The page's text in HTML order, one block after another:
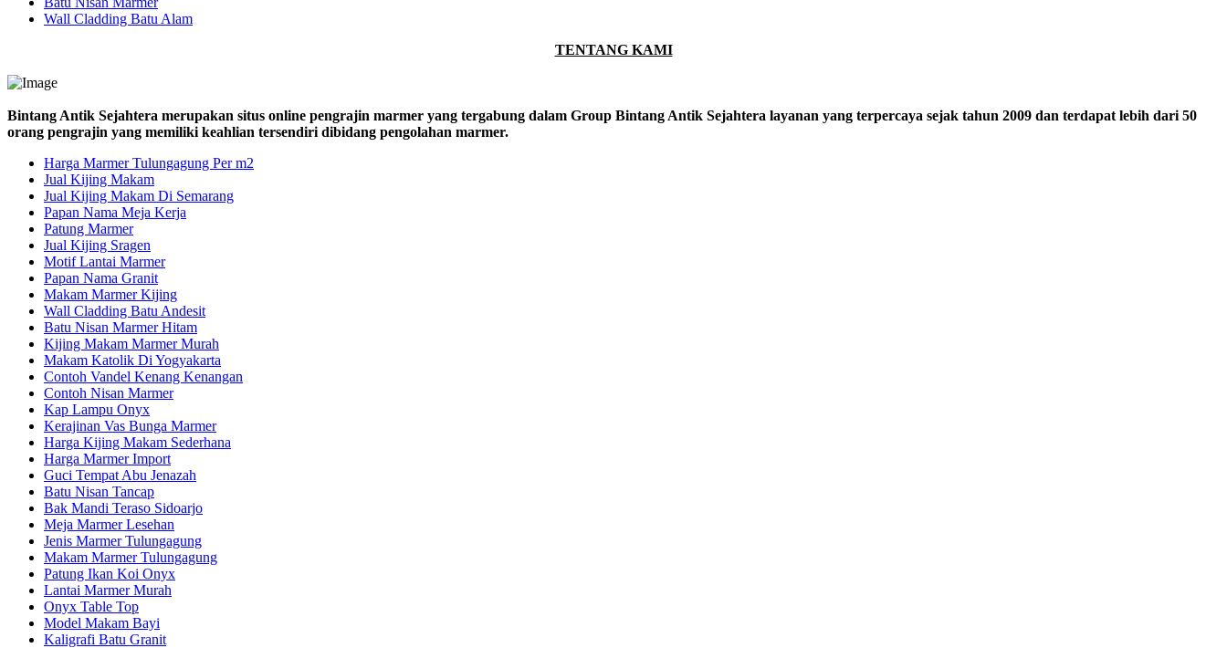
Wall Cladding Batu Alam
TENTANG KAMI
Bintang Antik Sejahtera merupakan situs online pengrajin marmer yang tergabung dalam Group Bintang Antik Sejahtera layanan yang terpercaya sejak tahun 2009 dan terdapat lebih dari 50
orang pengrajin yang memiliki keahlian tersendiri dibidang pengolahan marmer.
Harga Marmer Tulungagung Per m2
Jual Kijing Makam
Jual Kijing Makam Di Semarang
Papan Nama Meja Kerja
Patung Marmer
Jual Kijing Sragen
Motif Lantai Marmer
Papan Nama Granit
Makam Marmer Kijing
Wall Cladding Batu Andesit
Batu Nisan Marmer Hitam
Kijing Makam Marmer Murah
Makam Katolik Di Yogyakarta
Contoh Vandel Kenang Kenangan
Contoh Nisan Marmer
Kap Lampu Onyx
Kerajinan Vas Bunga Marmer
Harga Kijing Makam Sederhana
Harga Marmer Import
Guci Tempat Abu Jenazah
Batu Nisan Tancap
Bak Mandi Teraso Sidoarjo
Meja Marmer Lesehan
Jenis Marmer Tulungagung
Makam Marmer Tulungagung
Patung Ikan Koi Onyx
Lantai Marmer Murah
Onyx Table Top
Model Makam Bayi
Kaligrafi Batu Granit